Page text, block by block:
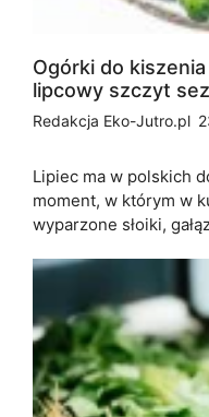
Ogórki do
lipcowy szczyt
Redakcja Eko-Jutro.pl
Lipiec ma w polskich
moment, w którym w
wyparzone słoiki,